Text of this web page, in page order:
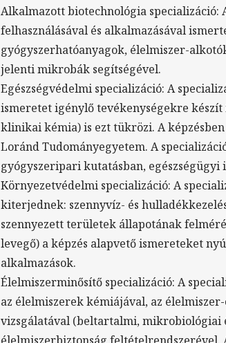
Alkalmazott biotechnológia
felhasználásával és alkalmazásával
gyógyszerhatóanyagok, élelmiszer-
jelenti mikrobák segítségével.
Egészségvédelmi specializáció: A
ismeretet igénylő tevékenységekre
klinikai kémia) is ezt tükrözi. A
Loránd Tudományegyetem. A
gyógyszeripari kutatásban,
Környezetvédelmi specializáció: A
kiterjednek: szennyvíz- és
szennyezett területek állapotának
levegő) a képzés alapvető ismereteket
alkalmazások.
Élelmiszerminősítő specializáció: A
az élelmiszerek kémiájával, az
vizsgálatával (beltartalmi, mikrobiológiai
élelmiszerbiztonság